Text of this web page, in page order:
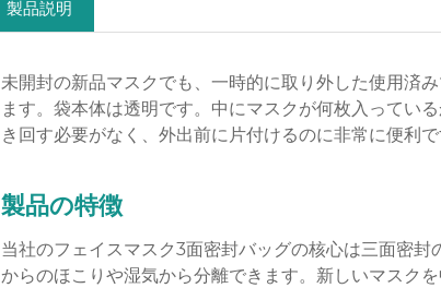
製品説明
未開封の新品マスクでも、一時的に取り外した使用済
ます。袋本体は透明です。中にマスクが何枚入ってい
き回す必要がなく、外出前に片付けるのに非常に便利で
製品の特徴
当社のフェイスマスク3面密封バッグの核心は三面密
からのほこりや湿気から分離できます。新しいマスク